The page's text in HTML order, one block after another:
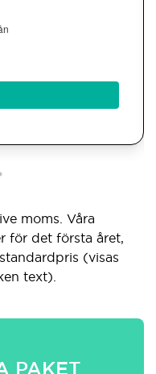
moms. Våra
för det första året,
(visas
text).
PAKET